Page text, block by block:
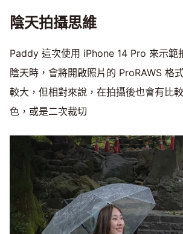
陰天拍攝思維
Paddy 這次使用 iPhone 14 Pro 來示範
陰天時，會將開啟照片的 ProRAWS 格
較大，但相對來說，在拍攝後也會有比
色，或是二次裁切